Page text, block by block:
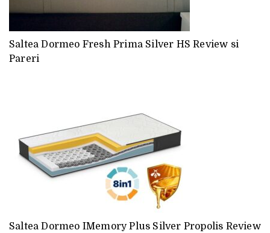
Saltea Dormeo Fresh Prima Silver HS Review si
Pareri
Saltea Dormeo IMemory Plus Silver Propolis Review